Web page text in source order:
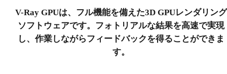
GPU speed. Powered for production.
無料で始める
V-Ray GPUは、フル機能を備えた3D GPUレンダリング
ソフトウェアです。フォトリアルな結果を高速で実現
し、作業しながらフィードバックを得ることができま
す。